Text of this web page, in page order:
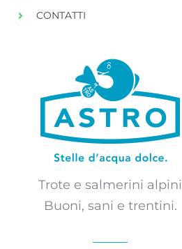
CONTATTI
Trote e salmerini alpini
Buoni, sani e trentini.